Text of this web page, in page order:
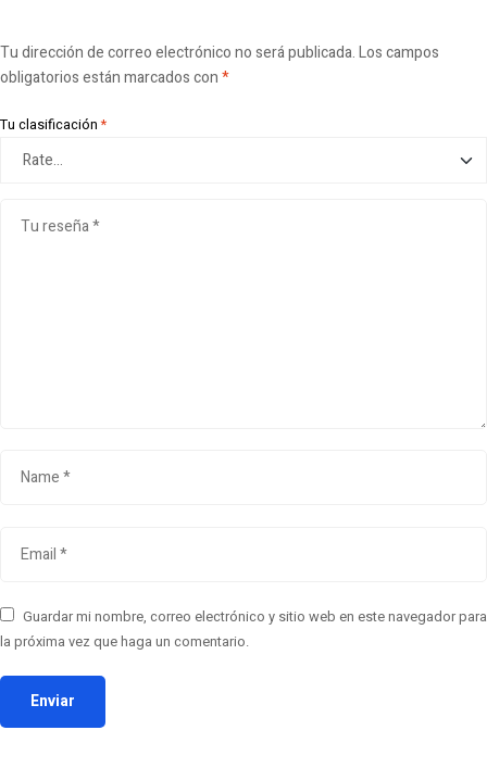
Tu dirección de correo electrónico no será publicada.Los campos
obligatorios están marcados con*
Tu clasificación*
Guardar mi nombre, correo electrónico y sitio web en este navegador para
la próxima vez que haga un comentario.